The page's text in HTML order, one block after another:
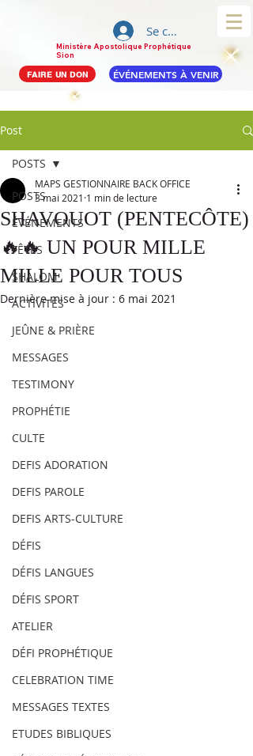
Ministère Apostolique Prophétique
Sion
Se connecter
FAIRE UN DON ÉVÉNEMENTS À VENIR
Post
POSTS
ÉVÉNEMENTS
FÊTES
SHALOM
ACTIVITÉS
JEÛNE & PRIÈRE
MESSAGES
TESTIMONY
PROPHÉTIE
CULTE
DEFIS ADORATION
DEFIS PAROLE
DEFIS ARTS-CULTURE
DÉFIS
DÉFIS LANGUES
DÉFIS SPORT
ATELIER
DÉFI PROPHÉTIQUE
CELEBRATION TIME
MESSAGES TEXTES
ETUDES BIBLIQUES
POSTS
SHAVOUOT (PENTECÔTE)
🔥🔥 UN POUR MILLE
MILLE POUR TOUS
MAPS GESTIONNAIRE BACK OFFICE
3 mai 2021 1 min de lecture
Dernière mise à jour : 6 mai 2021